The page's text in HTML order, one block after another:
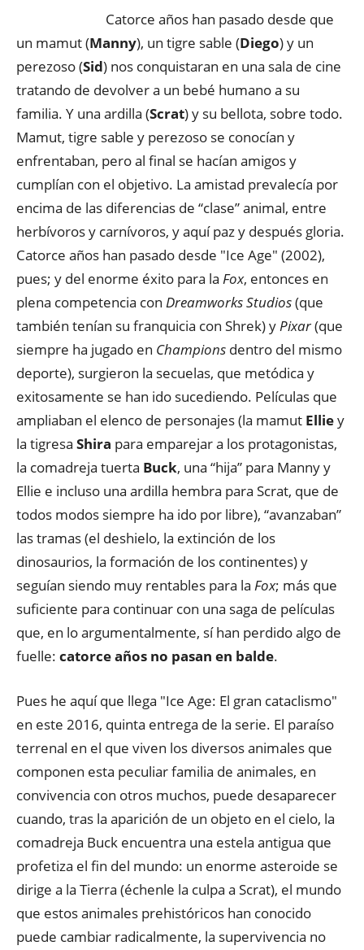
Catorce años han pasado desde que
un mamut (Manny), un tigre sable (Diego) y un
perezoso (Sid) nos conquistaran en una sala de cine
tratando de devolver a un bebé humano a su
familia. Y una ardilla (Scrat) y su bellota, sobre todo.
Mamut, tigre sable y perezoso se conocían y
enfrentaban, pero al final se hacían amigos y
cumplían con el objetivo. La amistad prevalecía por
encima de las diferencias de “clase” animal, entre
herbívoros y carnívoros, y aquí paz y después gloria.
Catorce años han pasado desde "Ice Age" (2002),
pues; y del enorme éxito para la Fox, entonces en
plena competencia con Dreamworks Studios(que
también tenían su franquicia con Shrek) yPixar(que
siempre ha jugado en Champions dentro del mismo
deporte), surgieron la secuelas, que metódica y
exitosamente se han ido sucediendo. Películas que
ampliaban el elenco de personajes (la mamut Elliey
la tigresa Shira para emparejar a los protagonistas,
la comadreja tuerta Buck, una “hija” para Manny y
Ellie e incluso una ardilla hembra para Scrat, que de
todos modos siempre ha ido por libre), “avanzaban”
las tramas (el deshielo, la extinción de los
dinosaurios, la formación de los continentes) y
seguían siendo muy rentables para la Fox; más que
suficiente para continuar con una saga de películas
que, en lo argumentalmente, sí han perdido algo de
fuelle: catorce años no pasan en balde.
Pues he aquí que llega "Ice Age: El gran cataclismo"
en este 2016, quinta entrega de la serie. El paraíso
terrenal en el que viven los diversos animales que
componen esta peculiar familia de animales, en
convivencia con otros muchos, puede desaparecer
cuando, tras la aparición de un objeto en el cielo, la
comadreja Buck encuentra una estela antigua que
profetiza el fin del mundo: un enorme asteroide se
dirige a la Tierra (échenle la culpa a Scrat), el mundo
que estos animales prehistóricos han conocido
puede cambiar radicalmente, la supervivencia no